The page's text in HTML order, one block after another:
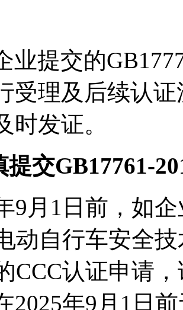
业提交的
受理及后续认
时发证。
提交GB17761-
9 月 1 日前，如
动自行车安全
CCC认证申请
2025年9 月 1 日